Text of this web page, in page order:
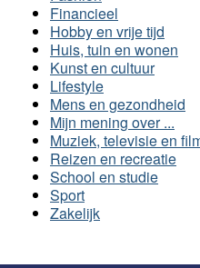
Financieel
Hobby en vrije tijd
Huis, tuin en wonen
Kunst en cultuur
Lifestyle
Mens en gezondheid
Mijn mening over ...
Muziek, televisie en
Reizen en recreatie
School en studie
Sport
Zakelijk